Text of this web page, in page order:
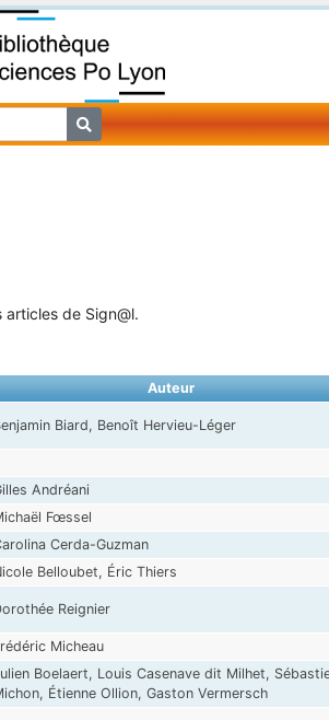
de Sign@l.
Auteur
Biard, Benoît Hervieu-Léger
Andréani
Fœssel
Cerda-Guzman
Belloubet, Éric Thiers
Reignier
Micheau
Boelaert, Louis Casenave dit Milhet,
Étienne Ollion, Gaston Vermersch